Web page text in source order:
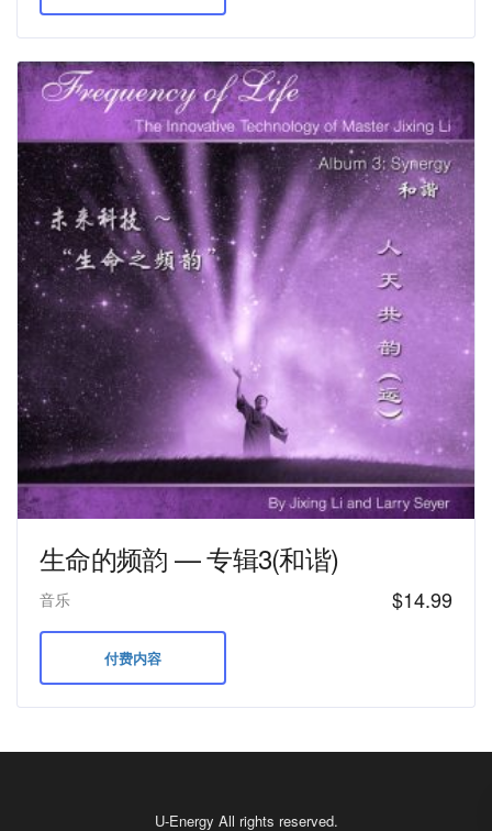
生命的频韵 — 专辑3(和谐)
音乐 $14.99
付费内容
U-Energy All rights reserved.